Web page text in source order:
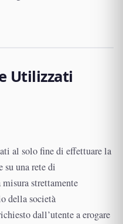
Utilizzati
al solo fine di effettuare la
su una rete di
strettamente
della società
dall’utente a erogare